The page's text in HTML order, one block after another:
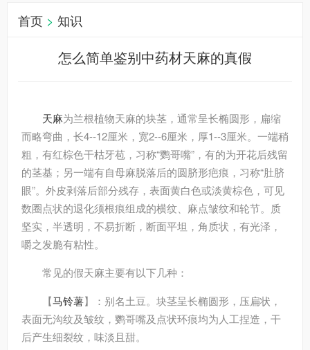
首页 > 知识
怎么简单鉴别中药材天麻的真假
天麻为兰根植物天麻的块茎，通常呈长椭圆形，扁缩
而略弯曲，长4--12厘米，宽2--6厘米，厚1--3厘米。一端稍
粗，有红棕色干枯牙苞，习称“鹦哥嘴”，有的为开花后残留
的茎基；另一端有自母麻脱落后的圆脐形疤痕，习称“肚脐
眼”。外皮剥落后部分残存，表面黄白色或淡黄棕色，可见
数圈点状的退化须根痕组成的横纹、麻点皱纹和轮节。质
坚实，半透明，不易折断，断面平坦，角质状，有光泽，
嚼之发脆有粘性。
常见的假天麻主要有以下几种：
【马铃薯】：别名土豆。块茎呈长椭圆形，压扁状，
表面无沟纹及皱纹，鹦哥嘴及点状环痕均为人工捏造，干
后产生细裂纹，味淡且甜。